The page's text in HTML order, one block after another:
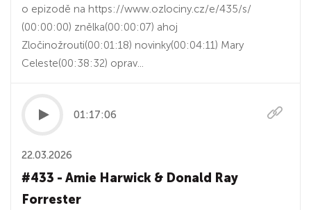
o epizodě na https://www.ozlociny.cz/e/435/s/
(00:00:00) znělka(00:00:07) ahoj
Zločinožrouti(00:01:18) novinky(00:04:11) Mary
Celeste(00:38:32) oprav...
01:17:06
22.03.2026
#433 - Amie Harwick & Donald Ray
Forrester